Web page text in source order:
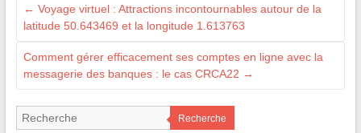
← Voyage virtuel : Attractions incontournables autour de la
latitude 50.643469 et la longitude 1.613763
Comment gérer efficacement ses comptes en ligne avec la
messagerie des banques : le cas CRCA22 →
Recherche